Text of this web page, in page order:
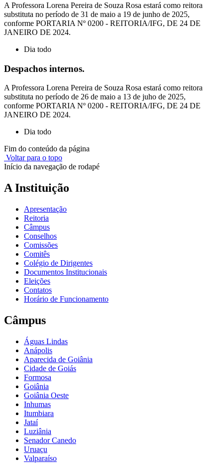
A Professora Lorena Pereira de Souza Rosa estará como reitora
substituta no período de 31 de maio a 19 de junho de 2025,
conforme PORTARIA Nº 0200 - REITORIA/IFG, DE 24 DE
JANEIRO DE 2024.
Dia todo
Despachos internos.
A Professora Lorena Pereira de Souza Rosa estará como reitora
substituta no período de 26 de maio a 13 de juho de 2025,
conforme PORTARIA Nº 0200 - REITORIA/IFG, DE 24 DE
JANEIRO DE 2024.
Dia todo
Fim do conteúdo da página
Voltar para o topo
Início da navegação de rodapé
A Instituição
Apresentação
Reitoria
Câmpus
Conselhos
Comissões
Comitês
Colégio de Dirigentes
Documentos Institucionais
Eleições
Contatos
Horário de Funcionamento
Câmpus
Águas Lindas
Anápolis
Aparecida de Goiânia
Cidade de Goiás
Formosa
Goiânia
Goiânia Oeste
Inhumas
Itumbiara
Jataí
Luziânia
Senador Canedo
Uruaçu
Valparaíso